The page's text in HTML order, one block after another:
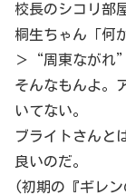
校長のシコリ部
桐生ちゃん「何
＞“周東ながれ
そんなもんよ。
いてない。
ブライトさんと
良いのだ。
(初期の『ギレ